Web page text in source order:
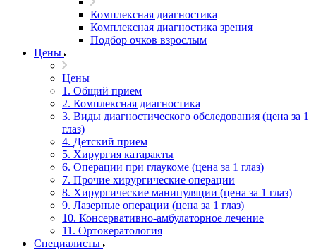
Комплексная диагностика
Комплексная диагностика зрения
Подбор очков взрослым
Цены
Цены
1. Общий прием
2. Комплексная диагностика
3. Виды диагностического обследования (цена за 1
глаз)
4. Детский прием
5. Хирургия катаракты
6. Операции при глаукоме (цена за 1 глаз)
7. Прочие хирургические операции
8. Хирургические манипуляции (цена за 1 глаз)
9. Лазерные операции (цена за 1 глаз)
10. Консервативно-амбулаторное лечение
11. Ортокератология
Специалисты